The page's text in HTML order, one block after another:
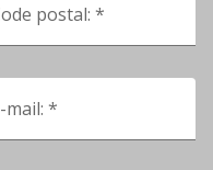
postal: *
mail: *